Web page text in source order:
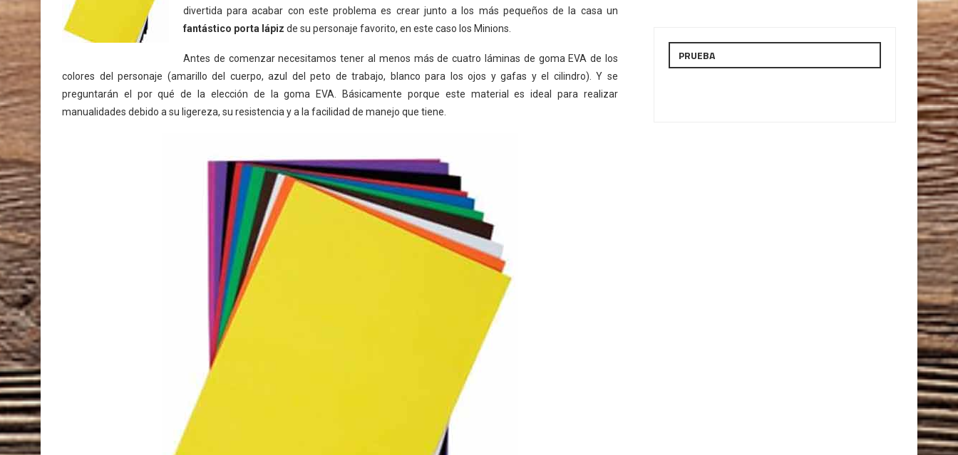
divertida para acabar con este problema es crear junto a los más pequeños de la casa un
fantástico porta lápiz de su personaje favorito, en este caso los Minions.
Antes de comenzar necesitamos tener al menos más de cuatro láminas de goma EVA de los
colores del personaje (amarillo del cuerpo, azul del peto de trabajo, blanco para los ojos y gafas y el cilindro). Y se
preguntarán el por qué de la elección de la goma EVA. Básicamente porque este material es ideal para realizar
manualidades debido a su ligereza, su resistencia y a la facilidad de manejo que tiene.
PRUEBA